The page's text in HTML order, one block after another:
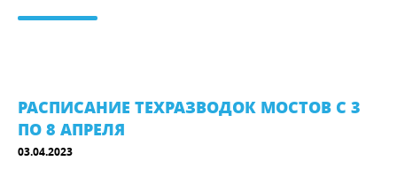
РАСПИСАНИЕ ТЕХРАЗВОДОК МОСТОВ С 3
ПО 8 АПРЕЛЯ
03.04.2023